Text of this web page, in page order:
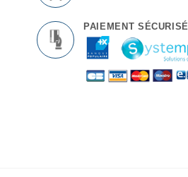
PAIEMENT SÉCURISÉ